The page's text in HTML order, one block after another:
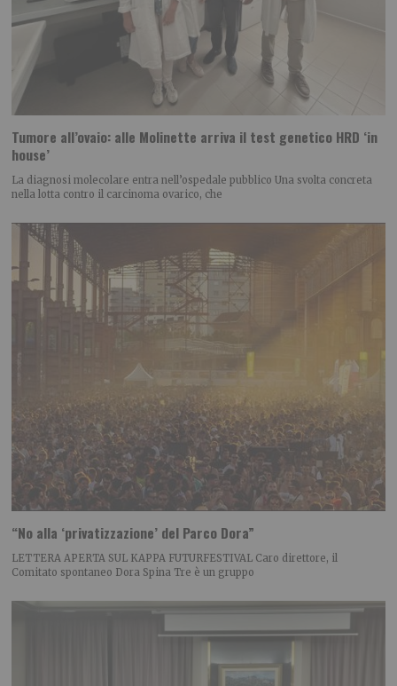
Tumore all’ovaio: alle Molinette arriva il test genetico HRD ‘in
house’
La diagnosi molecolare entra nell’ospedale pubblico Una svolta concreta
nella lotta contro il carcinoma ovarico, che
“No alla ‘privatizzazione’ del Parco Dora”
LETTERA APERTA SUL KAPPA FUTURFESTIVAL Caro direttore, il
Comitato spontaneo Dora Spina Tre è un gruppo